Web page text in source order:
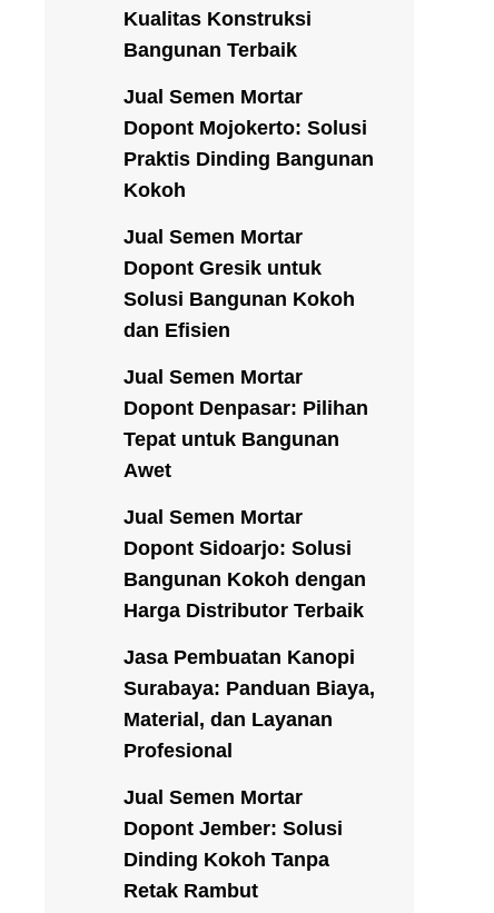
Kualitas Konstruksi
Bangunan Terbaik
Jual Semen Mortar
Dopont Mojokerto: Solusi
Praktis Dinding Bangunan
Kokoh
Jual Semen Mortar
Dopont Gresik untuk
Solusi Bangunan Kokoh
dan Efisien
Jual Semen Mortar
Dopont Denpasar: Pilihan
Tepat untuk Bangunan
Awet
Jual Semen Mortar
Dopont Sidoarjo: Solusi
Bangunan Kokoh dengan
Harga Distributor Terbaik
Jasa Pembuatan Kanopi
Surabaya: Panduan Biaya,
Material, dan Layanan
Profesional
Jual Semen Mortar
Dopont Jember: Solusi
Dinding Kokoh Tanpa
Retak Rambut